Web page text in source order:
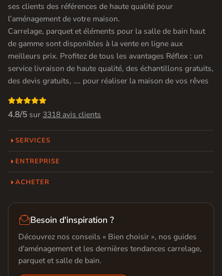
ses clients des références de haute qualité pour
l’aménagement de votre maison.
Carrelage, parquet et éléments pour la salle de bain haut
de gamme sont disponibles à la vente en ligne aux
meilleurs prix. Profitez de tous les avantages Réflex : un
service livraison de haute qualité, des échantillons gratuits,
des devis gratuits, …. pour réaliser la maison de vos rêves

4.8/5 sur 3318 avis clients
SERVICES
ENTREPRISE
ACHETER
Besoin d'inspiration ?
Découvrez nos conseils « Bien choisir », nos guides
d'aménagement et les dernières tendances carrelage,
parquet et salle de bain.